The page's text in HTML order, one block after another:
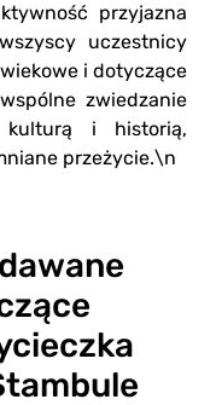
przyjazna
uczestnicy
i dotyczące
zwiedzanie
kulturą i historią,
przeżycie.\n